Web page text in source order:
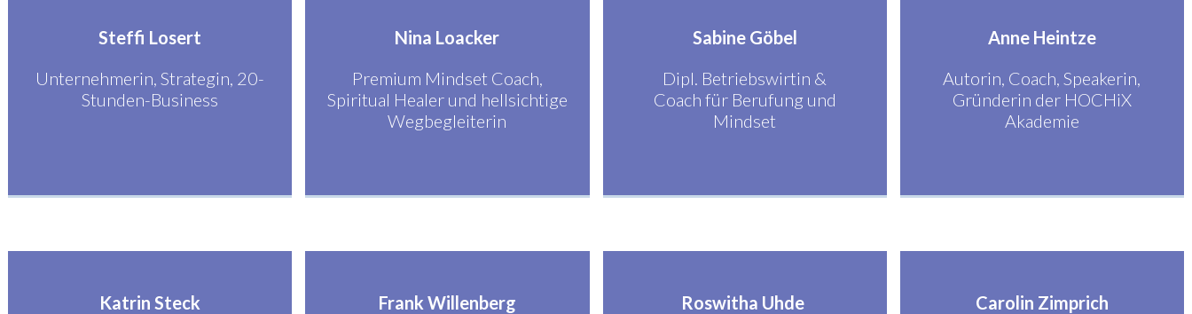
Steffi Losert
Unternehmerin, Strategin, 20-
Stunden-Business
Nina Loacker
Premium Mindset Coach,
Spiritual Healer und hellsichtige
Wegbegleiterin
Sabine Göbel
Dipl. Betriebswirtin &
Coach für Berufung und
Mindset
Anne Heintze
Autorin, Coach, Speakerin,
Gründerin der HOCHiX
Akademie
Katrin Steck
Frank Willenberg
Roswitha Uhde
Carolin Zimprich